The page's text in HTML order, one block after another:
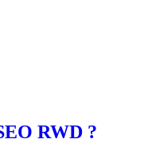
RWD ?